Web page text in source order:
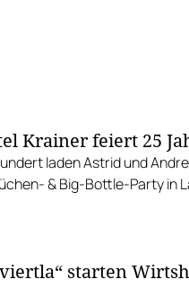
Krainer feiert 25
laden Astrid und
& Big-Bottle-Party in
starten